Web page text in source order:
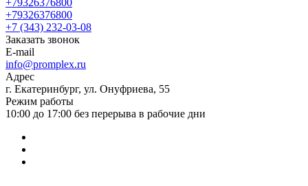
+79326376800
+79326376800
+7 (343) 232-03-08
Заказать звонок
E-mail
info@promplex.ru
Адрес
г. Екатеринбург, ул. Онуфриева, 55
Режим работы
10:00 до 17:00 без перерыва в рабочие дни